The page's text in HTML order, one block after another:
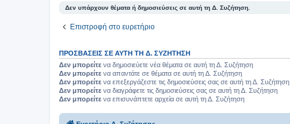
Δεν υπάρχουν θέματα ή δημοσιεύσεις σε αυτή τη Δ. Συζήτηση.
Επιστροφή στο ευρετήριο
ΠΡΟΣΒΆΣΕΙΣ ΣΕ ΑΥΤΉ ΤΗ Δ. ΣΥΖΉΤΗΣΗ
Δεν μπορείτε να δημοσιεύετε νέα θέματα σε αυτή τη Δ. Συζήτηση
Δεν μπορείτε να απαντάτε σε θέματα σε αυτή τη Δ. Συζήτηση
Δεν μπορείτε να επεξεργάζεστε τις δημοσιεύσεις σας σε αυτή τη Δ. Συζήτηση
Δεν μπορείτε να διαγράφετε τις δημοσιεύσεις σας σε αυτή τη Δ. Συζήτηση
Δεν μπορείτε να επισυνάπτετε αρχεία σε αυτή τη Δ. Συζήτηση